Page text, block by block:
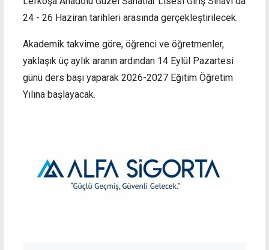
24 - 26 Haziran tarihleri arasında gerçekleştirilecek.
Akademik takvime göre, öğrenci ve öğretmenler,
yaklaşık üç aylık aranın ardından 14 Eylül Pazartesi
günü ders başı yaparak 2026-2027 Eğitim Öğretim
Yılına başlayacak.